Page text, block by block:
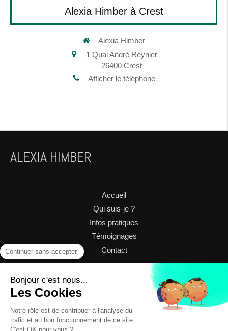
Alexia Himber à Crest
Alexia Himber
1 Quai André Reynier
26400 Crest
Afficher le téléphone
ALEXIA HIMBER
Accueil
Qui suis-je ?
Infos pratiques
Témoignages
Contact
Continuer sans accepter
Bonjour c'est nous...
Les Cookies
Notre rôle est de contribuer à l'analyse du
trafic et au bon fonctionnement de ce site.